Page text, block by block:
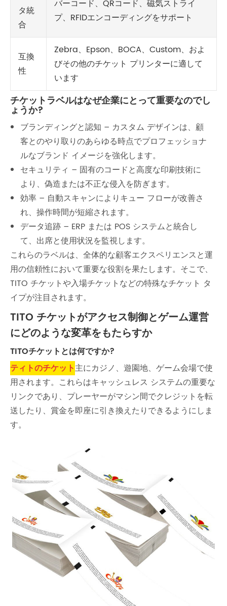
タ統
合
バーコード、QRコード、磁気ストライ
プ、RFIDエンコーディングをサポート
互換
性
Zebra、Epson、BOCA、Custom、およ
びその他のチケット プリンターに適して
います
チケットラベルはなぜ企業にとって重要なのでし
ょうか?
ブランディングと認知 – カスタム デザインは、顧
客とのやり取りのあらゆる時点でプロフェッショナ
ルなブランド イメージを強化します。
セキュリティ – 固有のコードと高度な印刷技術に
より、偽造または不正な侵入を防ぎます。
効率 – 自動スキャンによりキュー フローが改善さ
れ、操作時間が短縮されます。
データ追跡 – ERP または POS システムと統合し
て、出席と使用状況を監視します。
これらのラベルは、全体的な顧客エクスペリエンスと運
用の信頼性において重要な役割を果たします。そこで、
TITO チケットや入場チケットなどの特殊なチケット タ
イプが注目されます。
TITO チケットがアクセス制御とゲーム運営
にどのような変革をもたらすか
TITOチケットとは何ですか?
ティトのチケット主にカジノ、遊園地、ゲーム会場で使
用されます。これらはキャッシュレス システムの重要な
リンクであり、プレーヤーがマシン間でクレジットを転
送したり、賞金を即座に引き換えたりできるようにしま
す。